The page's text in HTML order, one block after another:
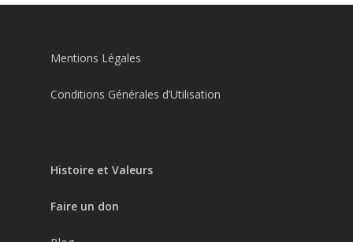
Mentions Légales
Conditions Générales d’Utilisation
Histoire et Valeurs
Faire un don